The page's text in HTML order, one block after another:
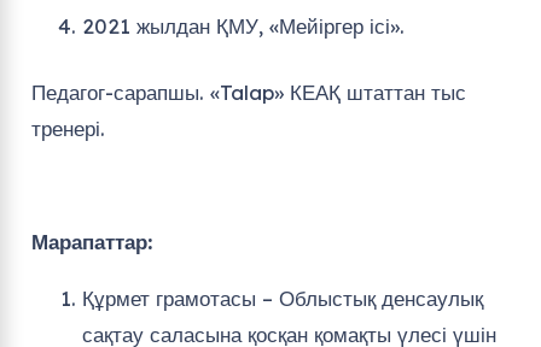
2021 жылдан ҚМУ, «Мейіргер ісі».
Педагог-сарапшы. «Talap» КЕАҚ штаттан тыс
тренері.
Марапаттар:
Құрмет грамотасы – Облыстық денсаулық
сақтау саласына қосқан қомақты үлесі үшін